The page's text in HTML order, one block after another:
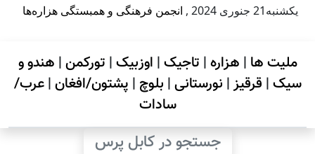
يكشنبه21 جنوری 2024 , انجمن فرهنگی و همبستگی هزاره‌ها
ملیت ها | هزاره| تاجیک| اوزبیک| تورکمن| هندو و
سیک| قرقیز| نورستانی| بلوچ | پشتون/افغان|عرب/
سادات
جستجو در کابل پرس